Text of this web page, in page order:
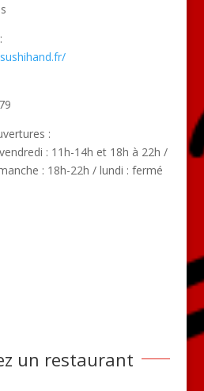
:
: 11h-14h et 18h à 22h /
: 18h-22h / lundi : fermé
un restaurant